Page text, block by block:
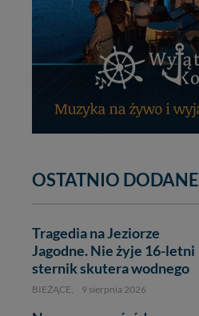
OSTATNIO DODANE
Tragedia na Jeziorze
Jagodne. Nie żyje 16-letni
sternik skutera wodnego
BIEŻĄCE, 9 sierpnia 2026